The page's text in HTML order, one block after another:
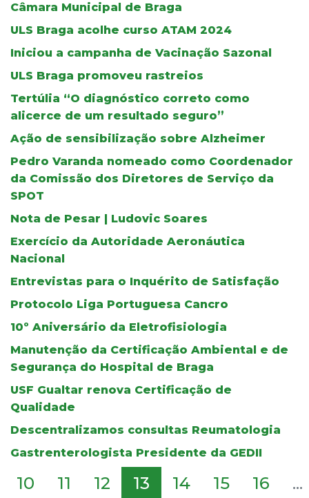
Câmara Municipal de Braga
ULS Braga acolhe curso ATAM 2024
Iniciou a campanha de Vacinação Sazonal
ULS Braga promoveu rastreios
Tertúlia “O diagnóstico correto como
alicerce de um resultado seguro”
Ação de sensibilização sobre Alzheimer
Pedro Varanda nomeado como Coordenador
da Comissão dos Diretores de Serviço da
SPOT
Nota de Pesar | Ludovic Soares
Exercício da Autoridade Aeronáutica
Nacional
Entrevistas para o Inquérito de Satisfação
Protocolo Liga Portuguesa Cancro
10º Aniversário da Eletrofisiologia
Manutenção da Certificação Ambiental e de
Segurança do Hospital de Braga
USF Gualtar renova Certificação de
Qualidade
Descentralizamos consultas Reumatologia
Gastrenterologista Presidente da GEDII
10 11 12 13 14 15 16 ...